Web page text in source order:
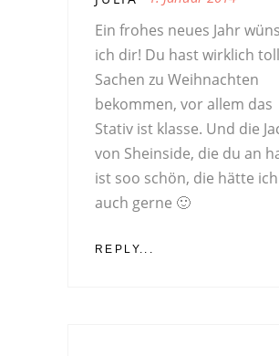
Ein frohes neues Jahr
ich dir! Du hast wirklich
Sachen zu Weihnachten
bekommen, vor allem das
Stativ ist klasse. Und die
von Sheinside, die du an
ist soo schön, die hätte ich
auch gerne 🙂
REPLY...